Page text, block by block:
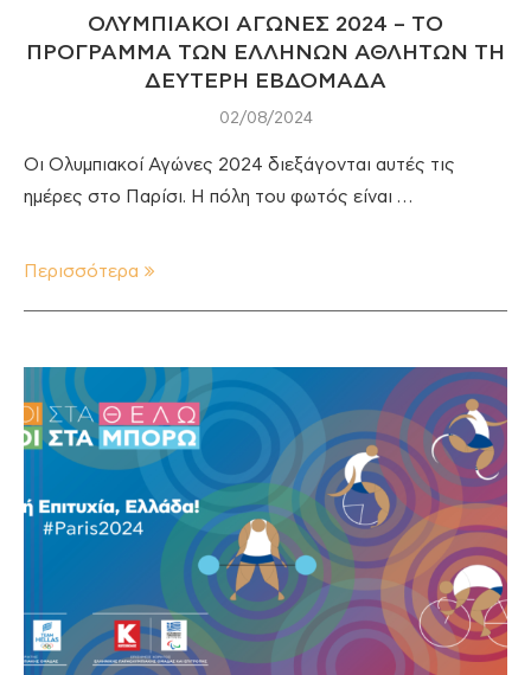
ΟΛΥΜΠΙΑΚΟΙ ΑΓΩΝΕΣ 2024 – ΤΟ
ΠΡΟΓΡΑΜΜΑ ΤΩΝ ΕΛΛΗΝΩΝ ΑΘΛΗΤΩΝ ΤΗ
ΔΕΥΤΕΡΗ ΕΒΔΟΜΑΔΑ
02/08/2024
Οι Ολυμπιακοί Αγώνες 2024 διεξάγονται αυτές τις
ημέρες στο Παρίσι. Η πόλη του φωτός είναι …
Περισσότερα